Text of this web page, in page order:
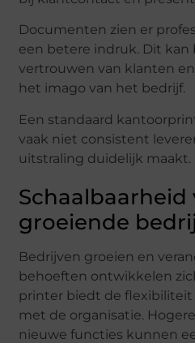
Documenten zien er
een betere indruk. Dit kan
vertrouwen van klanten
het imago van het bedrijf.
Een standaard
vaak niet consistent
uitstraling duidelijk maakt.
Schaalbaarheid
groeiende
Bedrijven groeien en
behoeften ontwikkelen
printer biedt de
met de organisatie.
nieuwe functies kunnen